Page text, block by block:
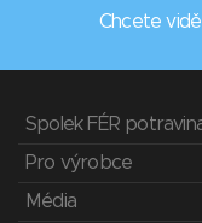
Chcete
Spolek FÉR
Pro výrobce
Média